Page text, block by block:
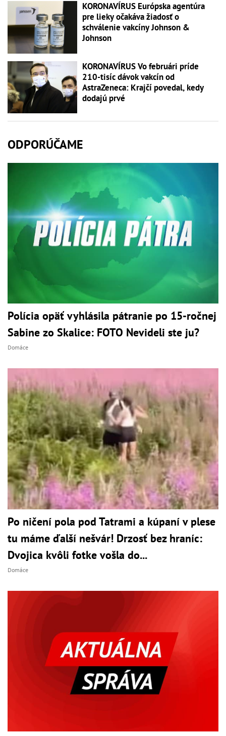
KORONAVÍRUS Európska agentúra
pre lieky očakáva žiadosť o
schválenie vakcíny Johnson &
Johnson
KORONAVÍRUS Vo februári príde
210-tisíc dávok vakcín od
AstraZeneca: Krajčí povedal, kedy
dodajú prvé
ODPORÚČAME
Polícia opäť vyhlásila pátranie po 15-ročnej
Sabine zo Skalice: FOTO Nevideli ste ju?
Domáce
Po ničení pola pod Tatrami a kúpaní v plese
tu máme ďalší nešvár! Drzosť bez hraníc:
Dvojica kvôli fotke vošla do...
Domáce